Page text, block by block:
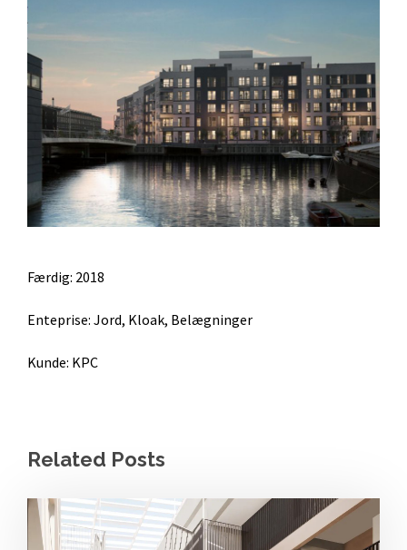
Færdig: 2018
Enteprise: Jord, Kloak, Belægninger
Kunde: KPC
Related Posts